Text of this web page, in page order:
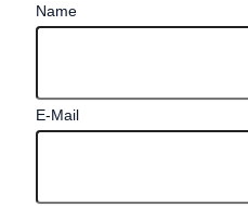
Name
E-Mail